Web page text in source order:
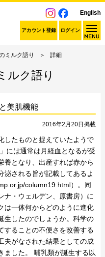
English
アカウント登録 ログイン
ミルク語り 詳細
ルク語り
美肌機能
2016年2月20日掲載
したものと捉えていたようで
には通常は月経血となるが受
養となり、出産すれば赤から
泌される旨が記載してあるよ
column19.html）。同
ナ・ウェルデン、原書房）に
は一体何からどのように進化
生したのでしょうか。科学の
することの不便さを改善する
夫がなされた結果としての成
ました。 哺乳類が誕生する以